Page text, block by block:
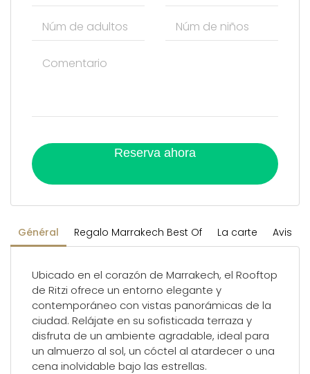
Général Regalo Marrakech Best Of La carte Avis
Ubicado en el corazón de Marrakech, el Rooftop
de Ritzi ofrece un entorno elegante y
contemporáneo con vistas panorámicas de la
ciudad. Relájate en su sofisticada terraza y
disfruta de un ambiente agradable, ideal para
un almuerzo al sol, un cóctel al atardecer o una
cena inolvidable bajo las estrellas.
Reserva ahora